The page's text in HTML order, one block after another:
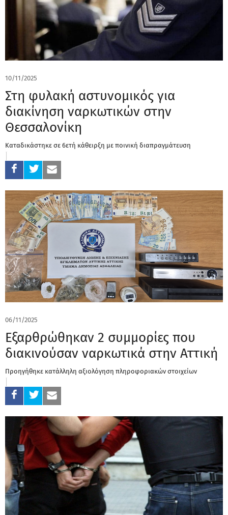
10/11/2025
Στη φυλακή αστυνομικός για
διακίνηση ναρκωτικών στην
Θεσσαλονίκη
Καταδικάστηκε σε 6ετή κάθειρξη με ποινική διαπραγμάτευση
06/11/2025
Εξαρθρώθηκαν 2 συμμορίες που
διακινούσαν ναρκωτικά στην Αττική
Προηγήθηκε κατάλληλη αξιολόγηση πληροφοριακών στοιχείων